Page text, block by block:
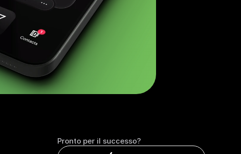
Pronto per il successo?